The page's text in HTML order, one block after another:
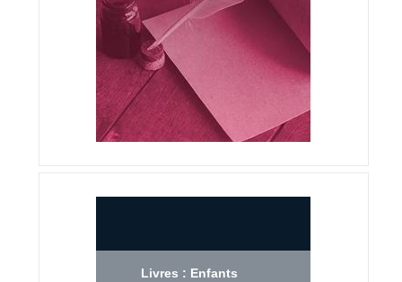
Livres : Enfants